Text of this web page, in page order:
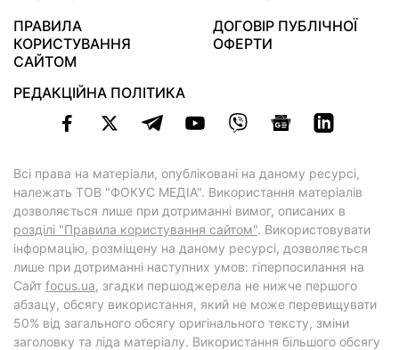
ПРАВИЛА
КОРИСТУВАННЯ
САЙТОМ
ДОГОВІР ПУБЛІЧНОЇ
ОФЕРТИ
РЕДАКЦІЙНА ПОЛІТИКА
Всі права на матеріали, опубліковані на даному ресурсі,
належать ТОВ "ФОКУС МЕДІА". Використання матеріалів
дозволяється лише при дотриманні вимог, описаних в
розділі "Правила користування сайтом". Використовувати
інформацію, розміщену на даному ресурсі, дозволяється
лише при дотриманні наступних умов: гіперпосилання на
Cайт focus.ua, згадки першоджерела не нижче першого
абзацу, обсягу використання, який не може перевищувати
50% від загального обсягу оригінального тексту, зміни
заголовку та ліда матеріалу. Використання більшого обсягу